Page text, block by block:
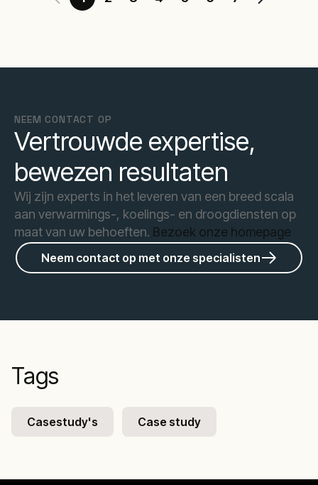
NEEM CONTACT OP
Vertrouwde expertise,
bewezen resultaten
Wij zijn experts in het leveren van een breed scala
aan verwarmings-, koelings- en droogdiensten op
maat van uw behoeften. Bezoek onze homepage
Neem contact op met onze specialisten
Tags
Casestudy's Case study